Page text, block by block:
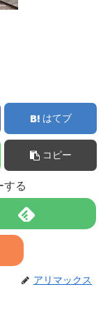
はてブ
コピー
する
アリマックス